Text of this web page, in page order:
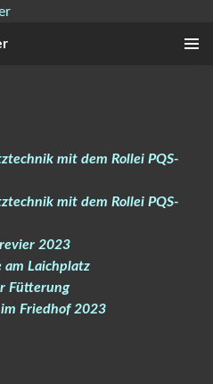
mit dem Rollei PQS-
mit dem Rollei PQS-
2023
am Laichplatz
Fütterung
Friedhof 2023